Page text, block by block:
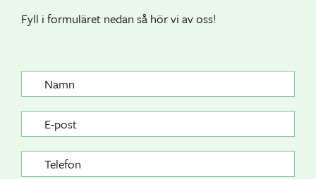
Fyll i formuläret nedan så hör vi av oss!
a
m
n
-
p